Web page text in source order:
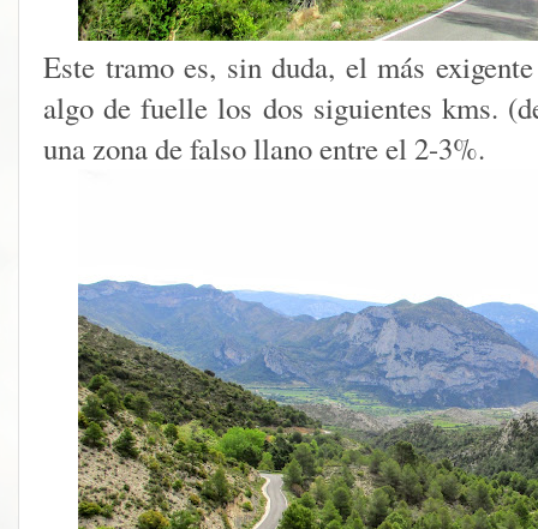
Este tramo es, sin duda, el más
algo de fuelle los dos siguientes kms.
una zona de falso llano entre el 2-3%.